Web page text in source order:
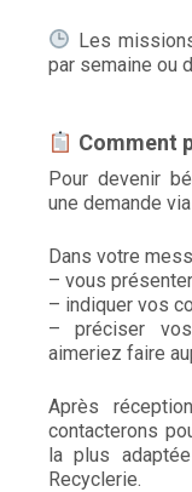
Les
par semaine ou
Comment
Pour devenir
une demande
Dans votre
– vous
– indiquer vos
– préciser
aimeriez faire
Après
contacterons
la plus
Recyclerie.